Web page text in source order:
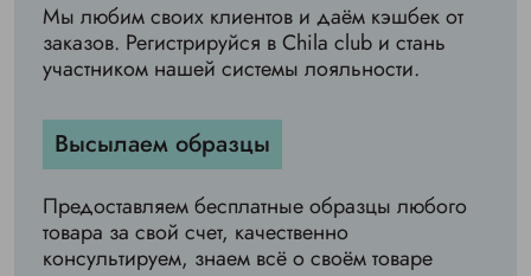
Мы любим своих клиентов и даём кэшбек от
заказов. Регистрируйся в Chila club и стань
участником нашей системы лояльности.
Высылаем образцы
Предоставляем бесплатные образцы любого
товара за свой счет, качественно
консультируем, знаем всё о своём товаре